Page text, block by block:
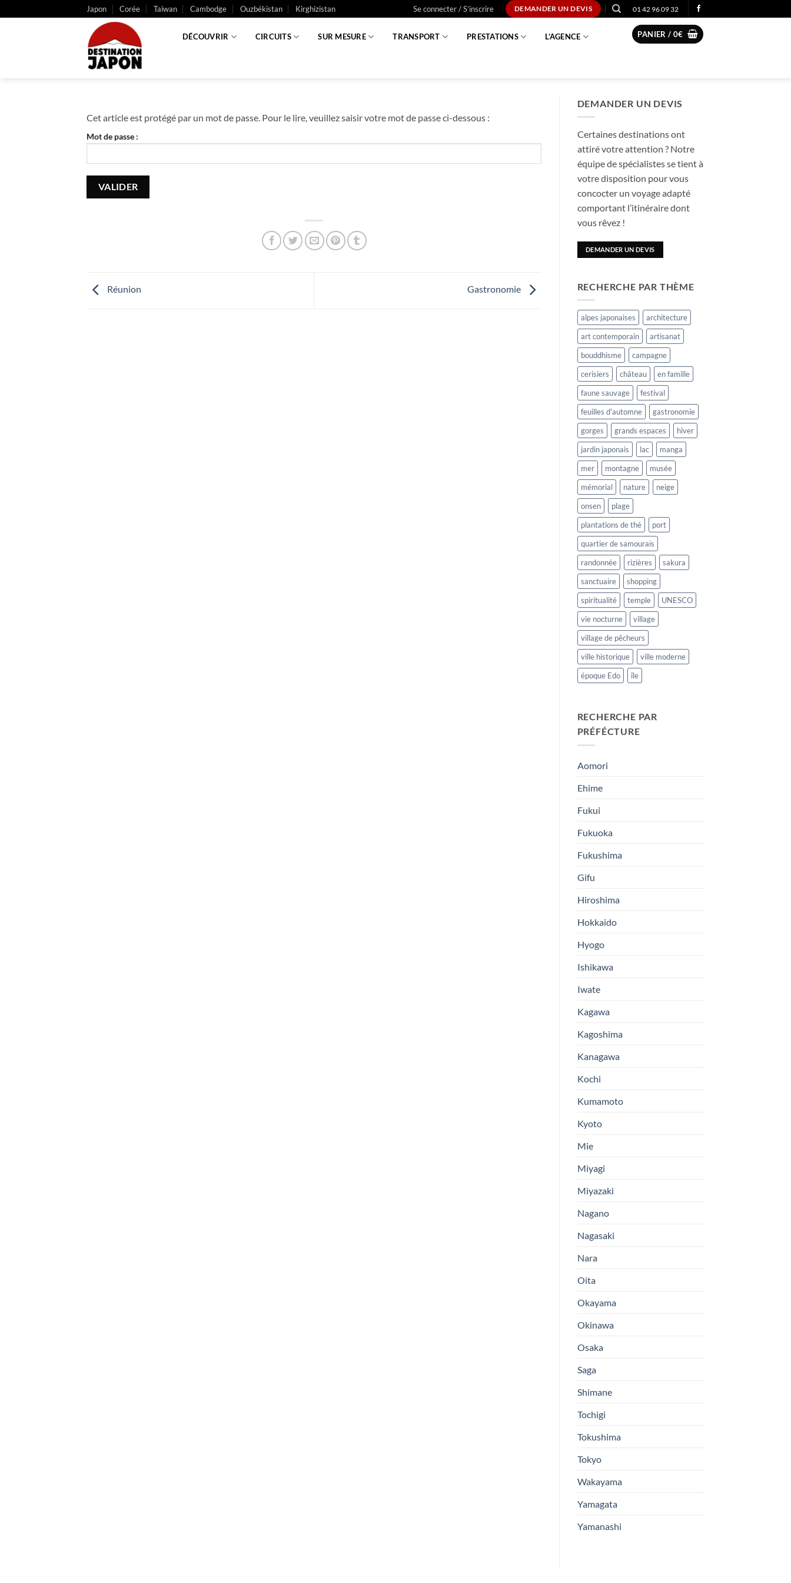
au
Japon Corée Taiwan Cambodge Ouzbékistan Kirghizistan Se connecter / S’inscrire DEMANDER UN DEVIS 01 42 96 09 32
DÉCOUVRIR CIRCUITS SUR MESURE TRANSPORT PRESTATIONS L’AGENCE PANIER / 0€
Cet article est protégé par un mot de passe. Pour le lire, veuillez saisir votre mot de passe ci-dessous :
Mot de passe :
Réunion Gastronomie
DEMANDER UN DEVIS
Certaines destinations ont
attiré votre attention ? Notre
équipe de spécialistes se tient à
votre disposition pour vous
concocter un voyage adapté
comportant l’itinéraire dont
vous rêvez !
DEMANDER UN DEVIS
RECHERCHE PAR THÈME
alpes japonaises
architecture
art contemporain
artisanat
bouddhisme
campagne
cerisiers
château
en famille
faune sauvage
festival
feuilles d'automne
gastronomie
gorges
grands espaces
hiver
jardin japonais
lac
manga
mer
montagne
musée
mémorial
nature
neige
onsen
plage
plantations de thé
port
quartier de samouraïs
randonnée
rizières
sakura
sanctuaire
shopping
spiritualité
temple
UNESCO
vie nocturne
village
village de pêcheurs
ville historique
ville moderne
époque Edo
île
RECHERCHE PAR
PRÉFÉCTURE
Aomori
Ehime
Fukui
Fukuoka
Fukushima
Gifu
Hiroshima
Hokkaido
Hyogo
Ishikawa
Iwate
Kagawa
Kagoshima
Kanagawa
Kochi
Kumamoto
Kyoto
Mie
Miyagi
Miyazaki
Nagano
Nagasaki
Nara
Oita
Okayama
Okinawa
Osaka
Saga
Shimane
Tochigi
Tokushima
Tokyo
Wakayama
Yamagata
Yamanashi